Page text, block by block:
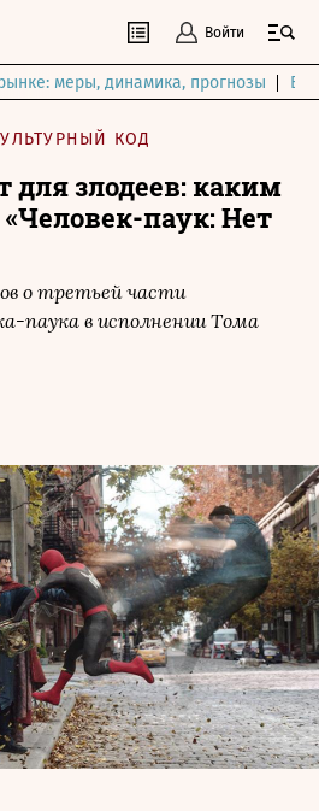
Войти
меры, динамика, прогнозы
КОД
для злодеев: каким
паук: Нет
о третьей части
паука в исполнении Тома